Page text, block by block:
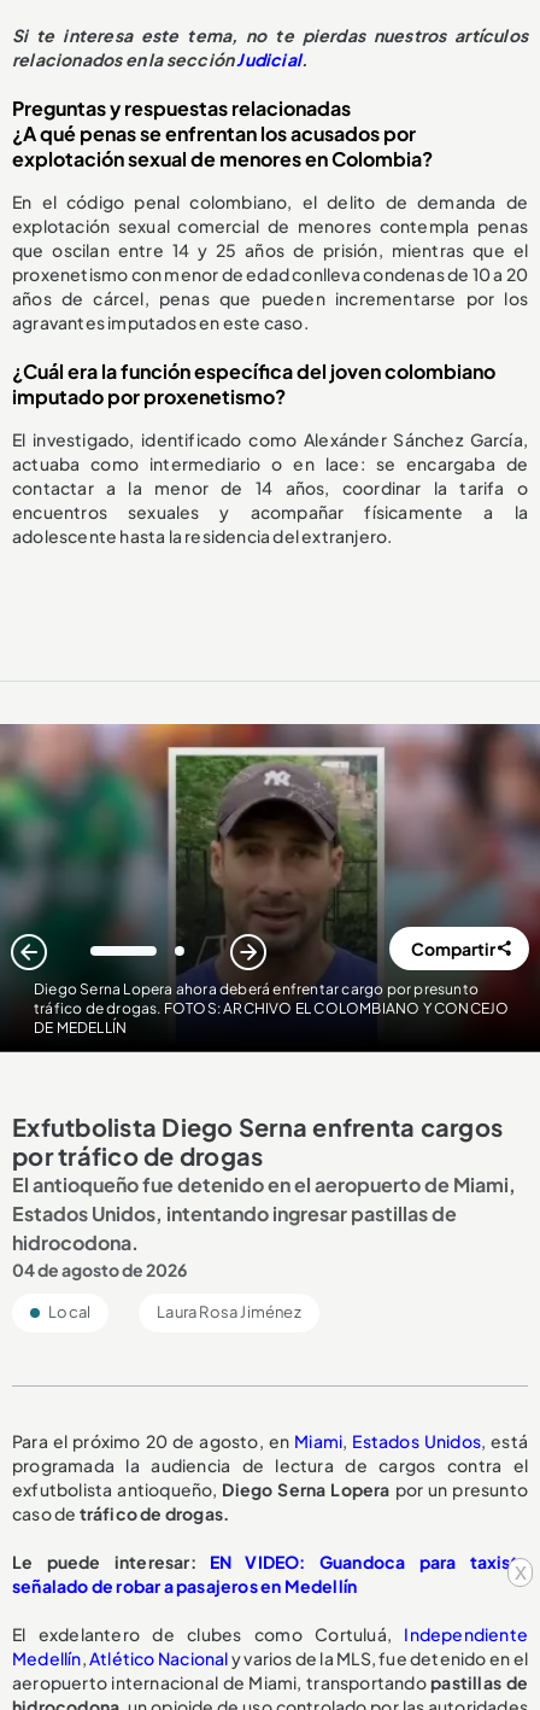
x
Si te interesa este tema, no te pierdas nuestros artículos
relacionados en la secciónJudicial.
Preguntas y respuestas relacionadas
¿A qué penas se enfrentan los acusados por
explotación sexual de menores en Colombia?
En el código penal colombiano, el delito de demanda de
explotación sexual comercial de menores contempla penas
que oscilan entre 14 y 25 años de prisión, mientras que el
proxenetismo con menor de edad conlleva condenas de 10 a 20
años de cárcel, penas que pueden incrementarse por los
agravantes imputados en este caso.
¿Cuál era la función específica del joven colombiano
imputado por proxenetismo?
El investigado, identificado como Alexánder Sánchez García,
actuaba como intermediario o en lace: se encargaba de
contactar a la menor de 14 años, coordinar la tarifa o
encuentros sexuales y acompañar físicamente a la
adolescente hasta la residencia del extranjero.
Diego Serna Lopera ahora deberá enfrentar cargo por presunto
tráfico de drogas. FOTOS: ARCHIVO EL COLOMBIANO Y CONCEJO
DE MEDELLÍN
1 2 Compartir
Exfutbolista Diego Serna enfrenta cargos
por tráfico de drogas
El antioqueño fue detenido en el aeropuerto de Miami,
Estados Unidos, intentando ingresar pastillas de
hidrocodona.
04 de agosto de 2026
Local Laura Rosa Jiménez
Para el próximo 20 de agosto, en Miami, Estados Unidos, está
programada la audiencia de lectura de cargos contra el
exfutbolista antioqueño, Diego Serna Lopera por un presunto
caso de tráfico de drogas.
Le puede interesar: EN VIDEO: Guandoca para taxista
señalado de robar a pasajeros en Medellín
El exdelantero de clubes como Cortuluá, Independiente
Medellín,Atlético Nacionaly varios de la MLS, fue detenido en el
aeropuerto internacional de Miami, transportandopastillas de